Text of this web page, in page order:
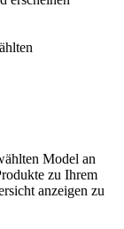
Model an
zu Ihrem
anzeigen zu